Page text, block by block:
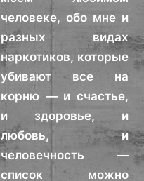
человеке, обо мне и
разных видах
наркотиков, которые
убивают все на
корню — и счастье,
и здоровье, и
любовь, и
человечность —
список можно